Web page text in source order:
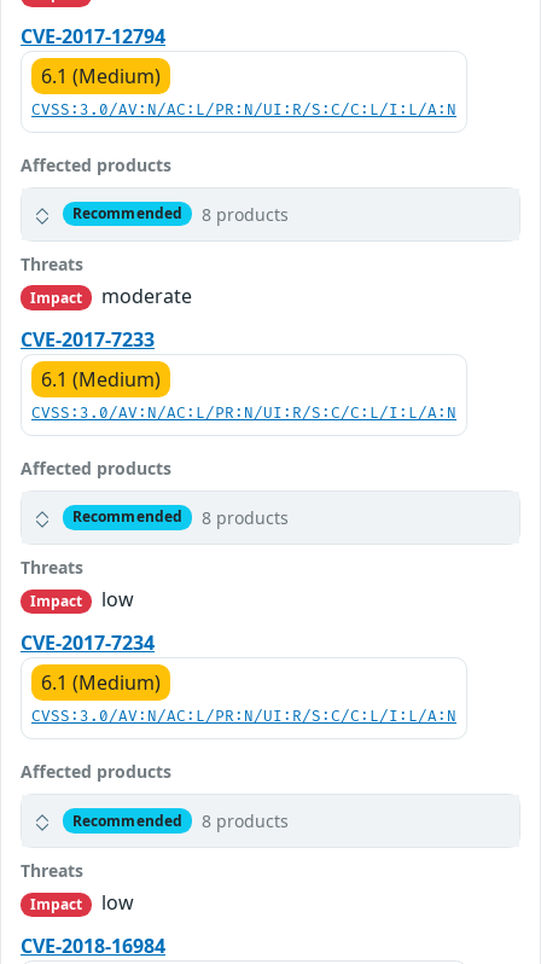
CVE-2017-12794
6.1 (Medium)
CVSS:3.0/AV:N/AC:L/PR:N/UI:R/S:C/C:L/I:L/A:N
Affected products
Recommended 8 products
Threats
Impact
moderate
CVE-2017-7233
6.1 (Medium)
CVSS:3.0/AV:N/AC:L/PR:N/UI:R/S:C/C:L/I:L/A:N
Affected products
Recommended 8 products
Threats
Impact
low
CVE-2017-7234
6.1 (Medium)
CVSS:3.0/AV:N/AC:L/PR:N/UI:R/S:C/C:L/I:L/A:N
Affected products
Recommended 8 products
Threats
Impact
low
CVE-2018-16984